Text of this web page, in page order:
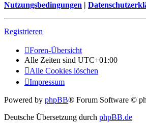
Nutzungsbedingungen |
Registrieren
Foren-Übersicht
Alle Zeiten sind UTC+01:00
Alle Cookies löschen
Impressum
Powered by phpBB® Forum Software ©
Deutsche Übersetzung durch phpBB.de